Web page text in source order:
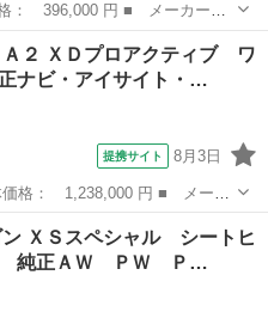
ラック ■ グレード名： Ｋ
ニュアル エアコン パワス
Ａ２ ＸＤプロアクティブ ワ
ナビ・アイサイト・…
提携サイト 8月3日
Ａ２ ■ グレード名： ＸＤ
ビ・アイサイト・横滑り防止
ン ＸＳスペシャル シートヒ
純正ＡＷ ＰＷ Ｐ…